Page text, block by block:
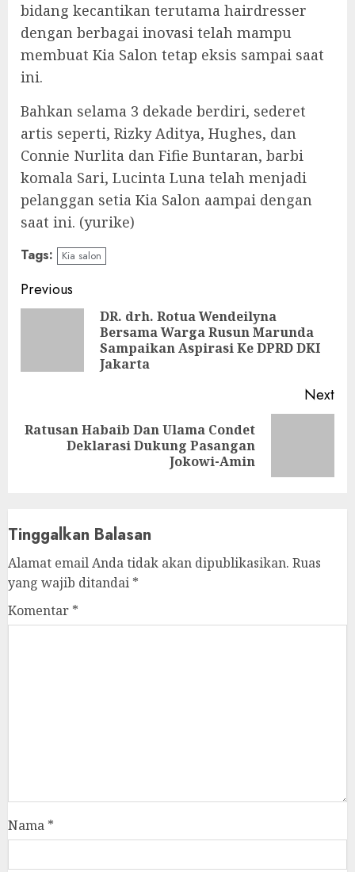
bidang kecantikan terutama hairdresser
dengan berbagai inovasi telah mampu
membuat Kia Salon tetap eksis sampai saat
ini.
Bahkan selama 3 dekade berdiri, sederet
artis seperti, Rizky Aditya, Hughes, dan
Connie Nurlita dan Fifie Buntaran, barbi
komala Sari, Lucinta Luna telah menjadi
pelanggan setia Kia Salon aampai dengan
saat ini. (yurike)
Tags: Kia salon
Continue
Reading
Previous
DR. drh. Rotua Wendeilyna
Bersama Warga Rusun Marunda
Sampaikan Aspirasi Ke DPRD DKI
Jakarta
Next
Next
Ratusan Habaib Dan Ulama Condet
Deklarasi Dukung Pasangan
Jokowi-Amin
Tinggalkan Balasan
Alamat email Anda tidak akan dipublikasikan. Ruas
yang wajib ditandai *
Komentar *
Nama *